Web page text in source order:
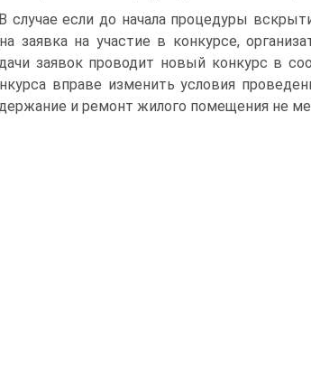
В случае если до начала процедуры
заявка на участие в конкурсе,
заявок проводит новый конкурс в
вправе изменить условия
и ремонт жилого помещения не